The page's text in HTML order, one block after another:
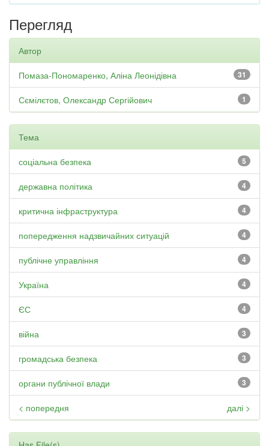
Перегляд
Автор
31
Помаза-Пономаренко, Аліна Леонідівна
1
Сємілєтов, Олександр Сергійович
Тема
5
соціальна безпека
4
державна політика
4
критична інфраструктура
4
попередження надзвичайних ситуацій
4
публічне управління
4
Україна
4
ЄС
3
війна
3
громадська безпека
3
органи публічної влади
< попередня далі >